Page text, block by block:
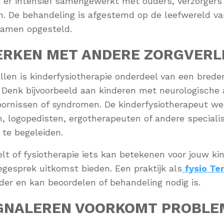
De behandeling is afgestemd op de leefwereld
opgesteld.
MET ANDERE
is kinderfysiotherapie onderdeel van een
bijvoorbeeld aan kinderen met neurologische
of syndromen. De kinderfysiotherapeut
logopedisten, ergotherapeuten of andere
begeleiden.
of fysiotherapie iets kan betekenen voor jouw
uitkomst bieden. Een praktijk als fysio
en kan beoordelen of behandeling nodig is.
VOORKOMT